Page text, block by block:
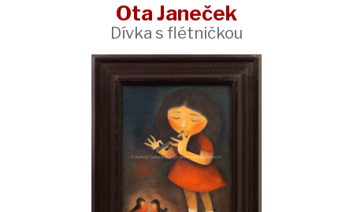
Ota Janeček
Dívka s flétničkou